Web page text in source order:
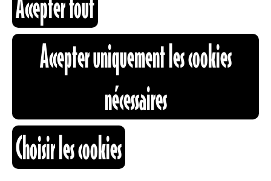
INFORMATIONS
CARTOGRAPHIE
RECHERCHE
Accepter uniquement les cookies
nécessaires
Choisir les cookies